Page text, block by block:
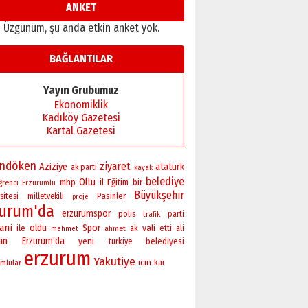
ANKET
Üzgünüm, şu anda etkin anket yok.
BAĞLANTILAR
Yayın Grubumuz
Ekonomiklik
Kadıköy Gazetesi
Kartal Gazetesi
Aziziye ak parti ziyaret kayak ataturk
Erzurumlu mhp Oltu il Eğitim bir belediye
milletvekili proje Pasinler Büyükşehir
erzurumspor polis trafik parti
ile oldu mehmet Spor ahmet ak vali etti ali
Erzurum’da yeni turkiye belediyesi
erzurum Yakutiye icin kar